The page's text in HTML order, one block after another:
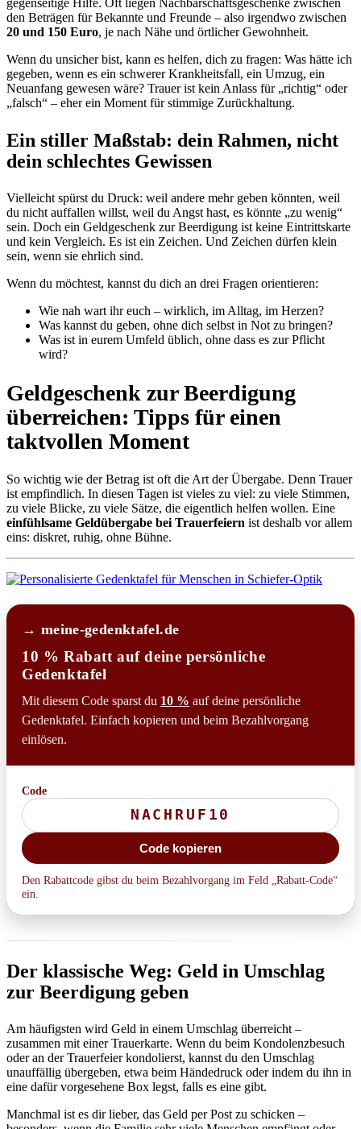
gegenseitige Hilfe. Oft liegen Nachbarschaftsgeschenke zwischen
den Beträgen für Bekannte und Freunde – also irgendwo zwischen
20 und 150 Euro, je nach Nähe und örtlicher Gewohnheit.
Wenn du unsicher bist, kann es helfen, dich zu fragen: Was hätte ich
gegeben, wenn es ein schwerer Krankheitsfall, ein Umzug, ein
Neuanfang gewesen wäre? Trauer ist kein Anlass für „richtig“ oder
„falsch“ – eher ein Moment für stimmige Zurückhaltung.
Ein stiller Maßstab: dein Rahmen, nicht
dein schlechtes Gewissen
Vielleicht spürst du Druck: weil andere mehr geben könnten, weil
du nicht auffallen willst, weil du Angst hast, es könnte „zu wenig“
sein. Doch ein Geldgeschenk zur Beerdigung ist keine Eintrittskarte
und kein Vergleich. Es ist ein Zeichen. Und Zeichen dürfen klein
sein, wenn sie ehrlich sind.
Wenn du möchtest, kannst du dich an drei Fragen orientieren:
Wie nah wart ihr euch – wirklich, im Alltag, im Herzen?
Was kannst du geben, ohne dich selbst in Not zu bringen?
Was ist in eurem Umfeld üblich, ohne dass es zur Pflicht
wird?
Geldgeschenk zur Beerdigung
überreichen: Tipps für einen
taktvollen Moment
So wichtig wie der Betrag ist oft die Art der Übergabe. Denn Trauer
ist empfindlich. In diesen Tagen ist vieles zu viel: zu viele Stimmen,
zu viele Blicke, zu viele Sätze, die eigentlich helfen wollen. Eine
einfühlsame Geldübergabe bei Trauerfeiern ist deshalb vor allem
eins: diskret, ruhig, ohne Bühne.
→ meine-gedenktafel.de
10 % Rabatt auf deine persönliche
Gedenktafel
Mit diesem Code sparst du 10 % auf deine persönliche
Gedenktafel. Einfach kopieren und beim Bezahlvorgang
einlösen.
Code
Code kopieren
Den Rabattcode gibst du beim Bezahlvorgang im Feld „Rabatt-Code“
ein.
Der klassische Weg: Geld in Umschlag
zur Beerdigung geben
Am häufigsten wird Geld in einem Umschlag überreicht –
zusammen mit einer Trauerkarte. Wenn du beim Kondolenzbesuch
oder an der Trauerfeier kondolierst, kannst du den Umschlag
unauffällig übergeben, etwa beim Händedruck oder indem du ihn in
eine dafür vorgesehene Box legst, falls es eine gibt.
Manchmal ist es dir lieber, das Geld per Post zu schicken –